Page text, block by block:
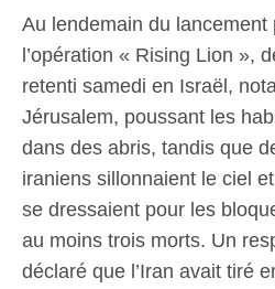
Au lendemain du lancement
l’opération « Rising Lion »,
retenti samedi en Israël,
Jérusalem, poussant les
dans des abris, tandis que
iraniens sillonnaient le ciel
se dressaient pour les
au moins trois morts. Un
déclaré que l’Iran avait tiré